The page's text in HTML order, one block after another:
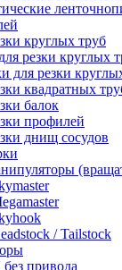
круглых труб
резки круглых
для резки
квадратных
балок
профилей
днищ сосудов
/ Tailstock
привода